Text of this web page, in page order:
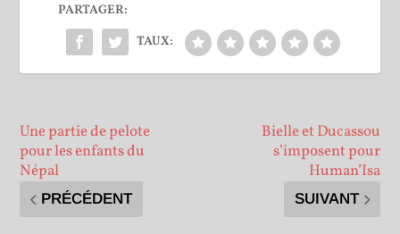
PARTAGER:
TAUX:
Une partie de pelote
pour les enfants du
Népal
PRÉCÉDENT
Bielle et Ducassou
s’imposent pour
Human’Isa
SUIVANT